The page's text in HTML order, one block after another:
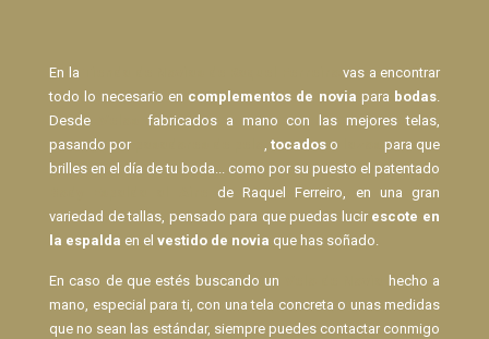
En la
vas a encontrar
todo lo necesario en complementos de novia para bodas.
Desde
fabricados a mano con las mejores telas,
pasando por
,tocados o
para que
brilles en el día de tu boda... como por su puesto el patentado
de Raquel Ferreiro, en una gran
variedad de tallas, pensado para que puedas lucir escote en
la espalda en el vestido de novia que has soñado.
En caso de que estés buscando un
hecho a
mano, especial para ti, con una tela concreta o unas medidas
que no sean las estándar, siempre puedes contactar conmigo